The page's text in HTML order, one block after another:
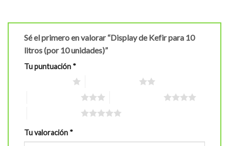
Sé el primero en valorar “Display de Kefir para 10
litros (por 10 unidades)”
Tu puntuación *
Tu valoración *